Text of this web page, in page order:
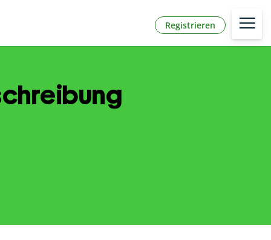
Registrieren